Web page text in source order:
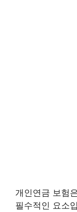
개인연금 보험
필수적인 요소